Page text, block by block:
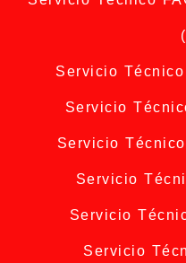
Servicio
Servicio
Servicio
Servicio
Servicio
Servicio